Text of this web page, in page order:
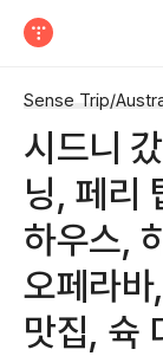
Sense Trip/
시드니
닝, 페리
하우스,
오페라
맛집, 슉